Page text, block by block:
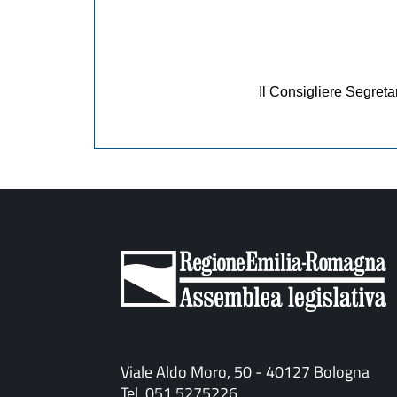
Il Consigliere
Viale Aldo Moro, 50 - 40127 Bologna